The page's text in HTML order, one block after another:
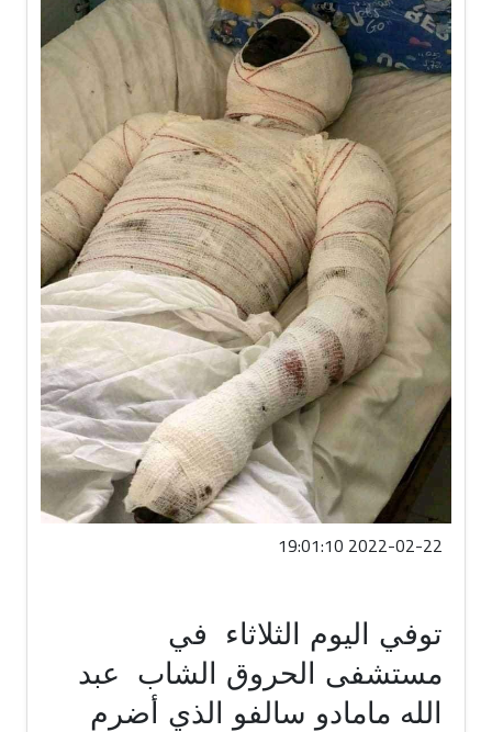
2022-02-22 19:01:10
توفي اليوم الثلاثاء
في
مستشفى الحروق الشاب
عبد
الله مامادو سالفو الذي أضرم